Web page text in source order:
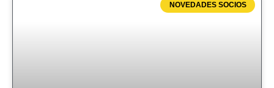
NOVEDADES SOCIOS